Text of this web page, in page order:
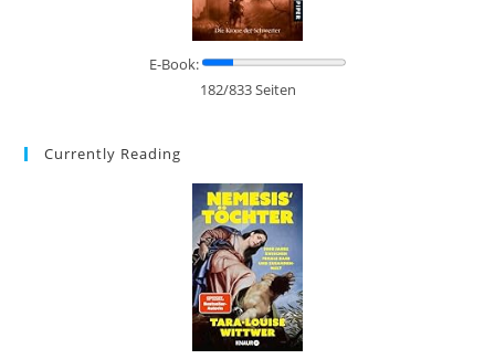
E-Book:
182/833 Seiten
Currently Reading